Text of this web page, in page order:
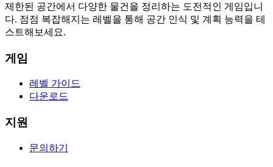
제한된 공간에서 다양한 물건을 정리하는 도전적인 게임입니
다. 점점 복잡해지는 레벨을 통해 공간 인식 및 계획 능력을 테
스트해보세요.
게임
레벨 가이드
다운로드
지원
문의하기